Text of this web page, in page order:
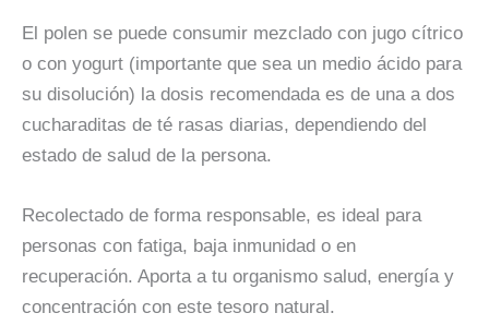
El polen se puede consumir mezclado con jugo cítrico
o con yogurt (importante que sea un medio ácido para
su disolución) la dosis recomendada es de una a dos
cucharaditas de té rasas diarias, dependiendo del
estado de salud de la persona.
Recolectado de forma responsable, es ideal para
personas con fatiga, baja inmunidad o en
recuperación. Aporta a tu organismo salud, energía y
concentración con este tesoro natural.